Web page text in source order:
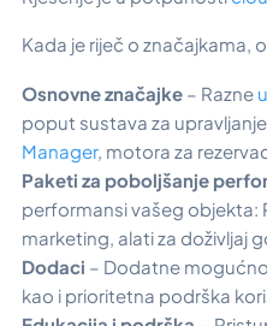
Kada je riječ o značajkama,
Osnovne značajke – Razne
poput sustava za
Manager, motora za
Paketi za poboljšanje
performansi vašeg objekta:
marketing, alati za doživljaj
Dodaci – Dodatne
kao i prioritetna podrška